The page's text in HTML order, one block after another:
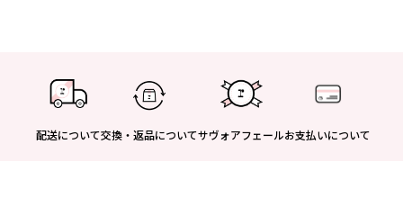
配送について交換・返品についてサヴォアフェールお支払いについて